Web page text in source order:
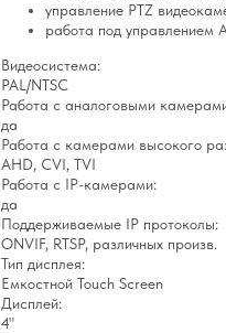
управление PTZ
работа под управлением
Видеосистема:
PAL/NTSC
Работа с аналоговыми
да
Работа с камерами высокого
AHD, CVI, TVI
Работа с IP-камерами:
да
Поддерживаемые IP протоколы:
ONVIF, RTSP, различных произв.
Тип дисплея:
Емкостной Touch Screen
Дисплей:
4"